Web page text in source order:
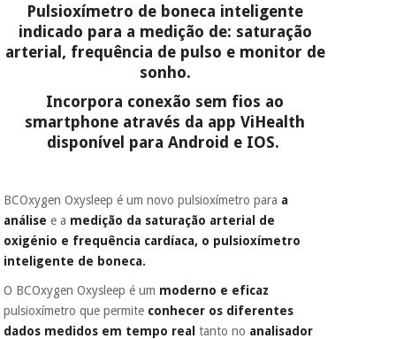
Instrumental
porque a SeQura
colabora com a
Fisaude para que
assim seja.
conveniente, pois
hoje paga apenas 1/3
do valor. As restantes
duas prestações
mês.
Sem
compromisso.
parcial quando
quiser, sem
penalizações ou
Pulsioxímetro de boneca inteligente
indicado para a medição de: saturação
arterial, frequência de pulso e monitor de
sonho.
Incorpora conexão sem fios ao
smartphone através da app ViHealth
disponível para Android e IOS.
BCOxygen Oxysleep é um novo pulsioxímetro para a
análisee a medição da saturação arterial de
oxigénio e frequência cardíaca, o pulsioxímetro
inteligente de boneca.
O BCOxygen Oxysleep é um moderno e eficaz
pulsioxímetro que permite conhecer os diferentes
dados medidos em tempo real tanto no analisador